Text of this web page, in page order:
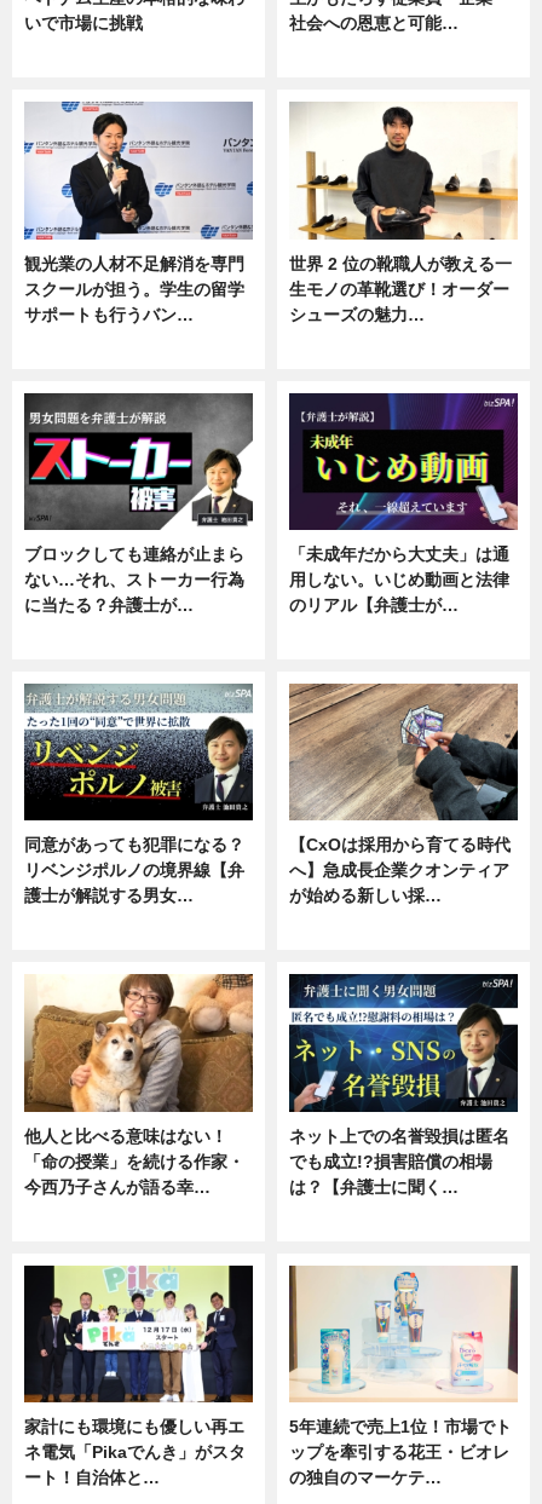
いで市場に挑戦
社会への恩恵と可能…
観光業の人材不足解消を専門
スクールが担う。学生の留学
サポートも行うバン…
世界 2 位の靴職人が教える一
生モノの革靴選び！オーダー
シューズの魅力…
ブロックしても連絡が止まら
ない…それ、ストーカー行為
に当たる？弁護士が…
「未成年だから大丈夫」は通
用しない。いじめ動画と法律
のリアル【弁護士が…
同意があっても犯罪になる？
リベンジポルノの境界線【弁
護士が解説する男女…
【CxOは採用から育てる時代
へ】急成長企業クオンティア
が始める新しい採…
他人と比べる意味はない！
「命の授業」を続ける作家・
今西乃子さんが語る幸…
ネット上での名誉毀損は匿名
でも成立!?損害賠償の相場
は？【弁護士に聞く…
家計にも環境にも優しい再エ
ネ電気「Pikaでんき」がスタ
ート！自治体と…
5年連続で売上1位！市場でト
ップを牽引する花王・ビオレ
の独自のマーケテ…